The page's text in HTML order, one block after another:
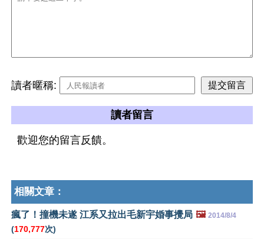
讀者暱稱:
讀者留言
歡迎您的留言反饋。
相關文章：
瘋了！撞機未遂 江系又拉出毛新宇婚事攪局 🖼️ 2014/8/4
(170,777次)